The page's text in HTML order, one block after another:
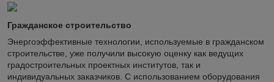
Гражданское строительство
Энергоэффективные технологии, используемые в гражданском
строительстве, уже получили высокую оценку как ведущих
градостроительных проектных институтов, так и
индивидуальных заказчиков. С использованием оборудования